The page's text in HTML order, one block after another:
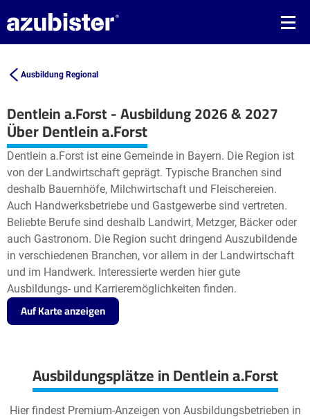
Ausbildung Regional
Dentlein a.Forst - Ausbildung 2026 & 2027
+
−
Leaflet| ©OpenStreetMap2contributors
Über Dentlein a.Forst
Dentlein a.Forst ist eine Gemeinde in Bayern. Die Region ist
von der Landwirtschaft geprägt. Typische Branchen sind
deshalb Bauernhöfe, Milchwirtschaft und Fleischereien.
Auch Handwerksbetriebe und Gastgewerbe sind vertreten.
Beliebte Berufe sind deshalb Landwirt, Metzger, Bäcker oder
auch Gastronom. Die Region sucht dringend Auszubildende
in verschiedenen Branchen, vor allem in der Landwirtschaft
und im Handwerk. Interessierte werden hier gute
Ausbildungs- und Karrieremöglichkeiten finden.
Auf Karte anzeigen
Ausbildungsplätze in Dentlein a.Forst
Hier findest Premium-Anzeigen von Ausbildungsbetrieben in